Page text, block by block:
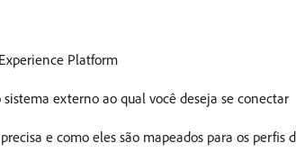
Platform
externo ao qual você deseja se conectar
e como eles são mapeados para os perfis